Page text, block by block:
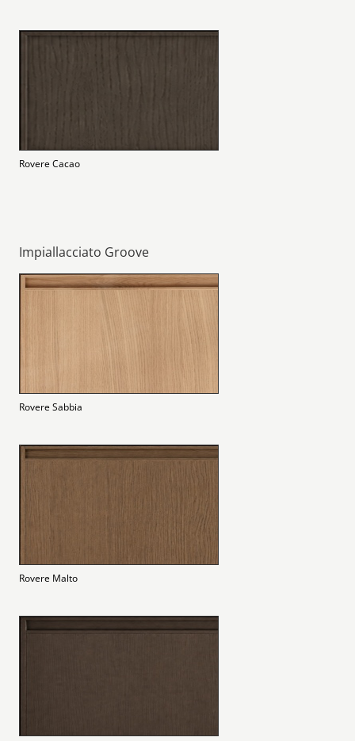
Rovere Cacao
Impiallacciato Groove
Rovere Sabbia
Rovere Malto